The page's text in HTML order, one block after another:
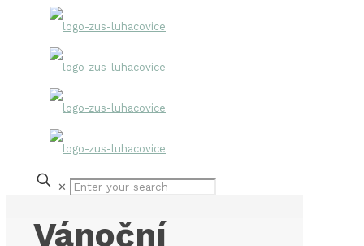
✕
Vánoční